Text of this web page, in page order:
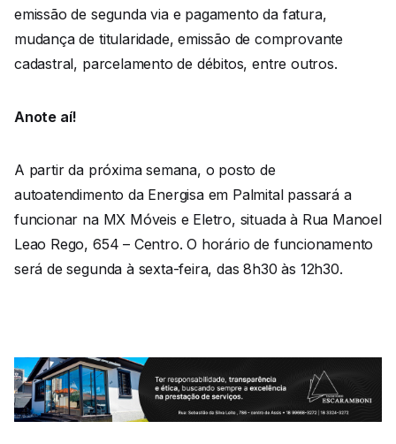
emissão de segunda via e pagamento da fatura,
mudança de titularidade, emissão de comprovante
cadastral, parcelamento de débitos, entre outros.
Anote aí!
A partir da próxima semana, o posto de
autoatendimento da Energisa em Palmital passará a
funcionar na MX Móveis e Eletro, situada à Rua Manoel
Leao Rego, 654 – Centro. O horário de funcionamento
será de segunda à sexta-feira, das 8h30 às 12h30.